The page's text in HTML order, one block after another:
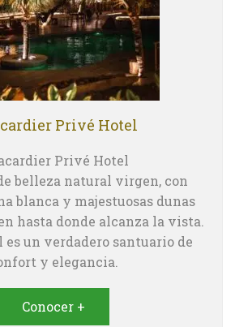
Privé Hotel
Privé Hotel
belleza natural virgen, con
blanca y majestuosas dunas
hasta donde alcanza la vista.
es un verdadero santuario de
y elegancia.
Conocer +